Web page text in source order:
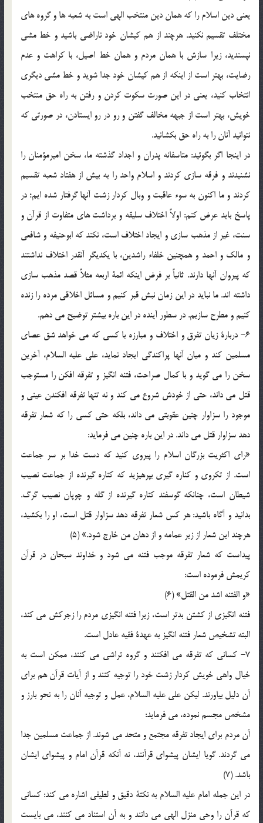
یعنی دین اسلام را که همان دین منتخب الهی است به شعبه ها و گروه های
مختلف تقسیم نکنید. هرچند از هم کیشان خود ناراضی باشید و خط مشی
نپسندید، زیرا سازش با همان مردم و همان خط اصیل، با کراهت و عدم
رضایت، بهتر است از اینکه از هم کیشان خود جدا شوید و خط مشی دیگری
انتخاب کنید، یعنی در این صورت سکوت کردن و رفتن به راه حق منتخب
خویش، بهتر است از جبهه مخالف گفتن و رو در رو ایستادن، در صورتی که
نتوانید آنان را به راه حق بکشانید.
در اینجا اگر بگوئید: متاسفانه پدران و اجداد گذشته ما، سخن امیرمؤمنان را
نشنیدند و فرقه سازی کردند و اسلام واحد را به بیش از هفتاد شعبه تقسیم
کردند و ما اکنون به سوء عاقبت و وبال کردار زشت آنها گرفتار شده ایم؛ در
پاسخ باید عرض کنم: اولاً اختلاف سلیقه و برداشت های متفاوت از قرآن و
سنت، غیر از مذهب سازی و ایجاد اختلاف است، نکند که ابوحنیفه و شافعی
و مالک و احمد و همچنین خلفاء راشدین، با یکدیگر آنقدر اختلاف نداشتند
که پیروان آنها دارند. ثانیاً بر فرض اینکه ائمة اربعه مثلاً قصد مذهب سازی
داشته اند. ما نباید در این زمان نبش قبر کنیم و مسائل اخلاقی مرده را زنده
کنیم و مطرح سازیم. در سطور آینده در این باره بیشتر توضیح می دهم.
6- دربارة زیان تفرق و اختلاف و مبارزه با کسی که می خواهد شق عصای
مسلمین کند و میان آنها پراکندگی ایجاد نماید، علی علیه السلام، آخرین
سخن را می گوید و با کمال صراحت، فتنه انگیز و تفرقه افکن را مستوجب
قتل می داند، حتی از خودش شروع می کند و نه تنها تفرقه افکندن عینی و
موجود را سزاوار چنین عقوبتی می داند، بلکه حتی کسی را که شعار تفرقه
دهد سزاوار قتل می داند. در این باره چنین می فرماید:
«رای اکثریت بزرگان اسلام را پیروی کنید که دست خدا بر سر جماعت
است. از تکروی و کناره گیری بپرهیزید که کناره گیرنده از جماعت نصیب
شیطان است، چنانکه گوسفند کناره گیرنده از گله و چوپان نصیب گرگ.
بدانید و آگاه باشید: هر کس شعار تفرقه دهد سزاوار قتل است، او را بکشید،
هرچند این شعار از زیر عمامه و از دهان من خارج شود.» (5)
پیداست که شعار تفرقه موجب فتنه می شود و خداوند سبحان در قرآن
کریمش فرموده است:
«و الفتنه اشد من القتل» (6)
فتنه انگیزی از کشتن بدتر است، زیرا فتنه انگیزی مردم را زجرکش می کند،
البته تشخیص شعار فتنه انگیز به عهدة فقیه عادل است.
7- کسانی که تفرقه می افکنند و گروه تراشی می کنند، ممکن است به
خیال واهی خویش کردار زشت خود را توجیه کنند و از آیات قرآن هم برای
آن دلیل بیاورند. لیکن علی علیه السلام، عمل و توجیه آنان را به نحو بارز و
مشخص مجسم نموده، می فرماید:
آن مردم برای ایجاد تفرقه مجتمع و متحد می شوند. از جماعت مسلمین جدا
می گردند. گویا ایشان پیشوای قرآنند، نه آنکه قرآن امام و پیشوای ایشان
باشد. (7)
در این جمله امام علیه السلام به نکتة دقیق و لطیفی اشاره می کند: کسانی
که قرآن را وحی منزل الهی می دانند و به آن استناد می کنند، می بایست